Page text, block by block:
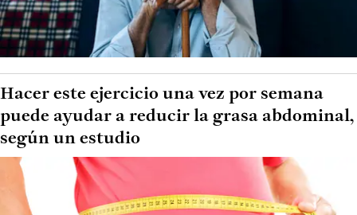
Hacer este ejercicio una vez por semana
puede ayudar a reducir la grasa abdominal,
según un estudio